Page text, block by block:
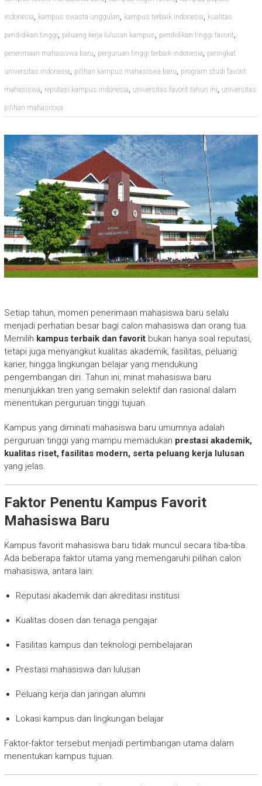
indonesia, kampus swasta unggulan, kampus terbaik indonesia, kualitas
pendidikan tinggi, peluang kerja lulusan kampus, pendidikan tinggi favorit,
penerimaan mahasiswa baru, perguruan tinggi terbaik indonesia, peringkat
universitas indonesia, pilihan kampus mahasiswa baru, program studi favorit
mahasiswa, reputasi kampus indonesia, universitas favorit tahun ini, universitas
pilihan mahasiswa
Setiap tahun, momen penerimaan mahasiswa baru selalu
menjadi perhatian besar bagi calon mahasiswa dan orang tua.
Memilih kampus terbaik dan favoritbukan hanya soal reputasi,
tetapi juga menyangkut kualitas akademik, fasilitas, peluang
karier, hingga lingkungan belajar yang mendukung
pengembangan diri. Tahun ini, minat mahasiswa baru
menunjukkan tren yang semakin selektif dan rasional dalam
menentukan perguruan tinggi tujuan.
Kampus yang diminati mahasiswa baru umumnya adalah
perguruan tinggi yang mampu memadukan prestasi akademik,
kualitas riset, fasilitas modern, serta peluang kerja lulusan
yang jelas.
Faktor Penentu Kampus Favorit
Mahasiswa Baru
Kampus favorit mahasiswa baru tidak muncul secara tiba-tiba.
Ada beberapa faktor utama yang memengaruhi pilihan calon
mahasiswa, antara lain:
Reputasi akademik dan akreditasi institusi
Kualitas dosen dan tenaga pengajar
Fasilitas kampus dan teknologi pembelajaran
Prestasi mahasiswa dan lulusan
Peluang kerja dan jaringan alumni
Lokasi kampus dan lingkungan belajar
Faktor-faktor tersebut menjadi pertimbangan utama dalam
menentukan kampus tujuan.